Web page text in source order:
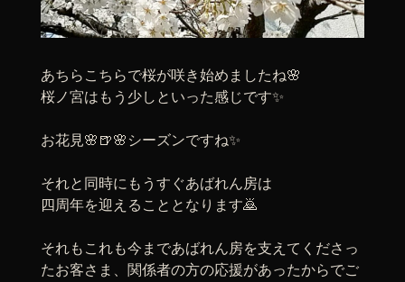
あちらこちらで桜が咲き始めましたね🌸
桜ノ宮はもう少しといった感じです✨
お花見🌸🍺🌸シーズンですね✨
それと同時にもうすぐあばれん房は
四周年を迎えることとなります🙇
それもこれも今まであばれん房を支えてくださっ
たお客さま、関係者の方の応援があったからでご